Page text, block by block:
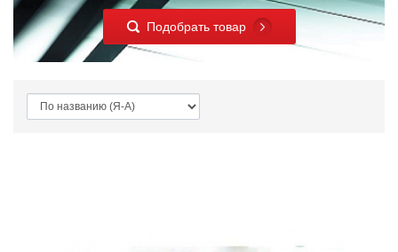
Подобрать товар